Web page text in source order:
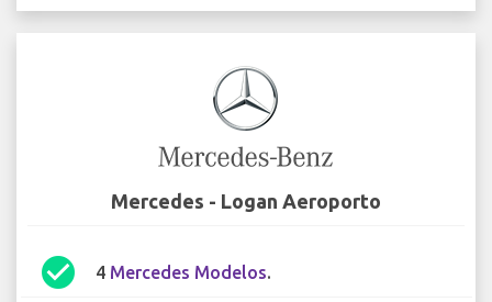
Mercedes - Logan Aeroporto
check_circle 4 Mercedes Modelos.